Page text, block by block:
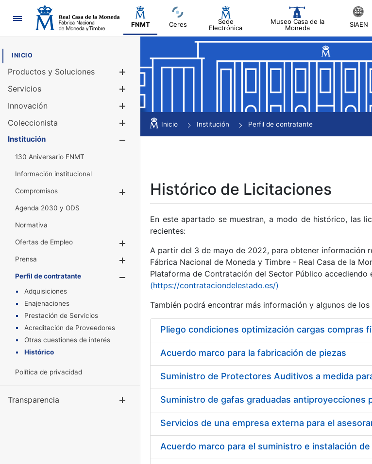
Navegación
FNMT Ceres
Sede
Electrónica
Museo Casa de la
Moneda
SIAEN
INICIO
Productos y Soluciones
Mostrar/Ocultar
Servicios
Innovación
Coleccionista
Mostrar/Ocultar
Institución
130 Aniversario FNMT
Información institucional
Compromisos
Mostrar/Ocultar
Agenda 2030 y ODS
Normativa
Ofertas de Empleo
Prensa
Mostrar/Ocultar
Perfil de contratante
Mostrar/Ocultar
Adquisiciones
Enajenaciones
Prestación de Servicios
Acreditación de Proveedores
Otras cuestiones de interés
Histórico
Política de privacidad
Transparencia Mostrar/Ocultar
Inicio Institución Perfil de contratante
Histórico de Licitaciones
En este apartado se muestran, a modo de histórico, las
recientes:
A partir del 3 de mayo de 2022, para obtener información
Fábrica Nacional de Moneda y Timbre - Real Casa de la
Plataforma de Contratación del Sector Público accediendo
(https://contrataciondelestado.es/)
También podrá encontrar más información y algunos de
Pliego condiciones optimización cargas compras
Acuerdo marco para la fabricación de piezas
Acuerdo marco para el suministro e instalación